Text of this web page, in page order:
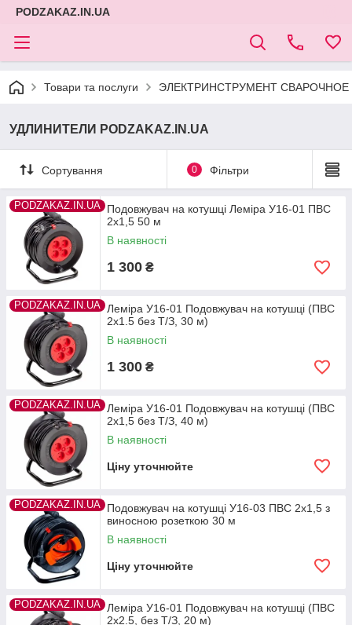
PODZAKAZ.IN.UA
Товари та послуги ЭЛЕКТРИНСТРУМЕНТ
УДЛИНИТЕЛИ PODZAKAZ.IN.UA
Сортування 0 Фільтри
PODZAKAZ.IN.UA Подовжувач на котушці Леміра У16-01 ПВС
2х1,5 50 м
В наявності
1 300 ₴
PODZAKAZ.IN.UA Леміра У16-01 Подовжувач на котушці (ПВС
2х1.5 без Т/З, 30 м)
В наявності
1 300 ₴
PODZAKAZ.IN.UA Леміра У16-01 Подовжувач на котушці (ПВС
2х1,5 без Т/З, 40 м)
В наявності
Ціну уточнюйте
PODZAKAZ.IN.UA Подовжувач на котушці У16-03 ПВС 2х1,5 з
виносною розеткою 30 м
В наявності
Ціну уточнюйте
PODZAKAZ.IN.UA Леміра У16-01 Подовжувач на котушці (ПВС
2х2.5, без Т/З, 20 м)